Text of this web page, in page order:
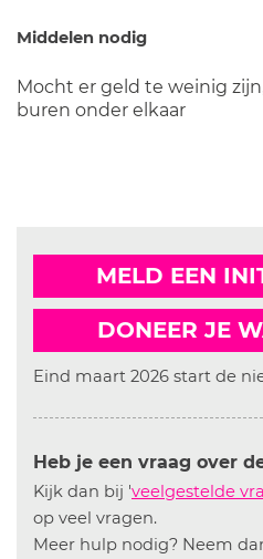
Middelen nodig
Mocht er geld te weinig
buren onder elkaar
MELD EEN
DONEER JE
Eind maart 2026 start de
Heb je een vraag over
Kijk dan bij 'veelgestelde
op veel vragen.
Meer hulp nodig? Neem